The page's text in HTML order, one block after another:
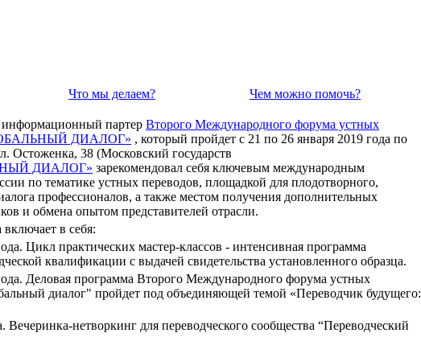
Что мы делаем? Чем можно помочь?
партер Второго Международного форума устных
ДИАЛОГ» , который пройдет с 21 по 26 января 2019 года по
Остоженка, 38 (Московский государств
ДИАЛОГ» зарекомендовал себя ключевым международным
по тематике устных переводов, площадкой для плодотворного,
профессионалов, а также местом получения дополнительных
и обмена опытом представителей отрасли.
в себя:
Цикл практических мастер-классов - интенсивная программа
квалификации с выдачей свидетельства установленного образца.
Деловая программа Второго Международного форума устных
диалог" пройдет под объединяющей темой «Переводчик будущего:
Вечеринка-нетворкинг для переводческого сообщества “Переводческий